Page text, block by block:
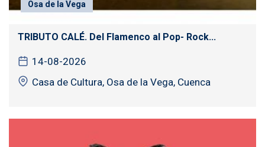
Osa de la Vega
TRIBUTO CALÉ. Del Flamenco al Pop- Rock...
14-08-2026
Casa de Cultura, Osa de la Vega, Cuenca